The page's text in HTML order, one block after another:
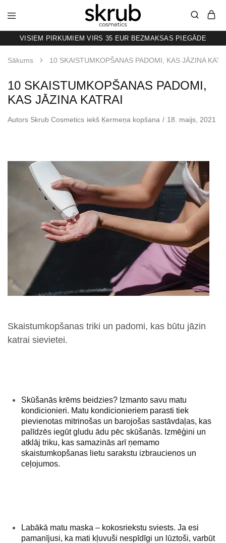
SKRUB
KAFIJAS
SKRUBIS
RAŽOTS
LATVIJĀ
VISIEM PIRKUMIEM VIRS 35 EUR BEZMAKSAS PIEGĀDE
Sākums 10 SKAISTUMKOPŠANAS PADOMI, KAS JĀZINA
10 SKAISTUMKOPŠANAS PADOMI,
KAS JĀZINA KATRAI
Autors Skrub Cosmetics iekš Ķermeņa kopšana 18. maijs, 2021
Skaistumkopšanas triki un padomi, kas būtu jāzin
katrai sievietei.
Skūšanās krēms beidzies? Izmanto savu matu
kondicionieri. Matu kondicionieriem parasti tiek
pievienotas mitrinošas un barojošas sastāvdaļas, kas
palīdzēs iegūt gludu ādu pēc skūšanās. Izmēģini un
atklāj triku, kas samazinās arī ņemamo
skaistumkopšanas lietu sarakstu izbraucienos un
ceļojumos.
Labākā matu maska – kokosriekstu sviests. Ja esi
pamanījusi, ka mati kļuvuši nespīdīgi un lūztoši, varbūt